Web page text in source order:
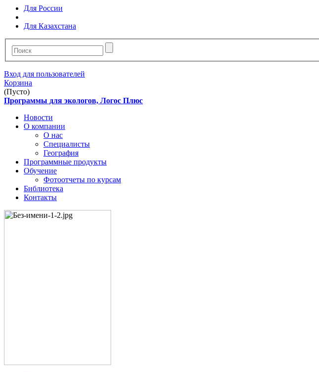
Для России
Для Казахстана
Вход для пользователей
Корзина
(Пусто)
Программы для экологов, Логос Плюс
Новости
О компании
О нас
Специалисты
География
Программные продукты
Обучение
Фотоотчеты по курсам
Библиотека
Контакты